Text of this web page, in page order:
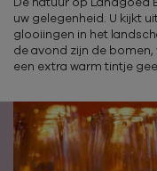
uw gelegenheid. U kijkt
glooiingen in het
de avond zijn de
een extra warm tintje